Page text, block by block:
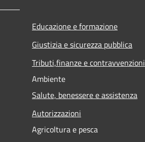
Educazione e formazione
Giustizia e sicurezza pubblica
Tributi,finanze e contravvenzioni
Ambiente
Salute, benessere e assistenza
Autorizzazioni
Agricoltura e pesca